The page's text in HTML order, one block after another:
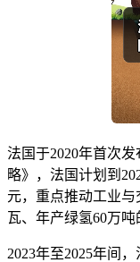
法国于2020年首次
略》，法国计划到
元，重点推动工业
瓦、年产绿氢60万吨
2023年至2025年间